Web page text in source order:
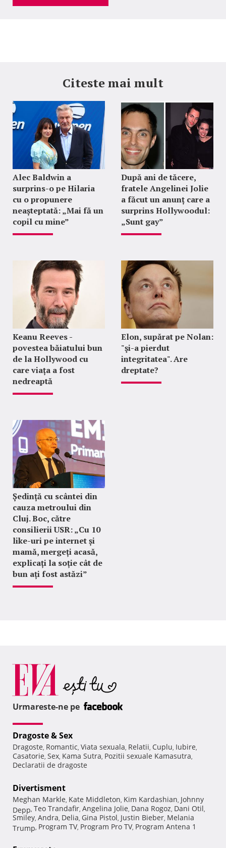
Citeste mai mult
Alec Baldwin a
surprins-o pe Hilaria
cu o propunere
neașteptată: „Mai fă un
copil cu mine”
După ani de tăcere,
fratele Angelinei Jolie
a făcut un anunț care a
surprins Hollywoodul:
„Sunt gay”
Keanu Reeves -
povestea băiatului bun
de la Hollywood cu
care viața a fost
nedreaptă
Elon, supărat pe Nolan:
"şi-a pierdut
integritatea". Are
dreptate?
Ședință cu scântei din
cauza metroului din
Cluj. Boc, către
consilierii USR: „Cu 10
like-uri pe internet și
mamă, mergeți acasă,
explicați la soție cât de
bun ați fost astăzi”
Urmareste-ne pe
Dragoste & Sex
Dragoste, Romantic, Viata sexuala, Relatii, Cuplu, Iubire,
Casatorie, Sex, Kama Sutra, Pozitii sexuale Kamasutra,
Declaratii de dragoste
Divertisment
Meghan Markle, Kate Middleton, Kim Kardashian, Johnny
Depp, Teo Trandafir, Angelina Jolie, Dana Rogoz, Dani Otil,
Smiley, Andra, Delia, Gina Pistol, Justin Bieber, Melania
Trump, Program TV, Program Pro TV, Program Antena 1